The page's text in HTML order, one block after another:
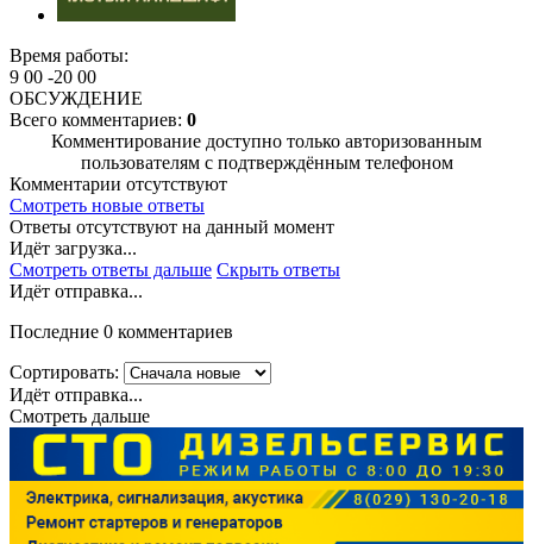
Время работы:
9 00 -20 00
ОБСУЖДЕНИЕ
Всего комментариев: 0
Комментирование доступно только авторизованным
пользователям с подтверждённым телефоном
Комментарии отсутствуют
Смотреть новые ответы
Ответы отсутствуют на данный момент
Идёт загрузка...
Смотреть ответы дальше Скрыть ответы
Идёт отправка...
Последние 0 комментариев
Сортировать:
Идёт отправка...
Смотреть дальше